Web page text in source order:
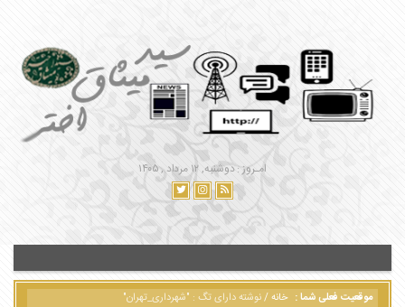
امـروز : دوشنبه, ۱۲ مرداد , ۱۴۰۵
موقعیت فعلی شما : خانه/نوشته دارای تگ : "شهرداری_تهران"